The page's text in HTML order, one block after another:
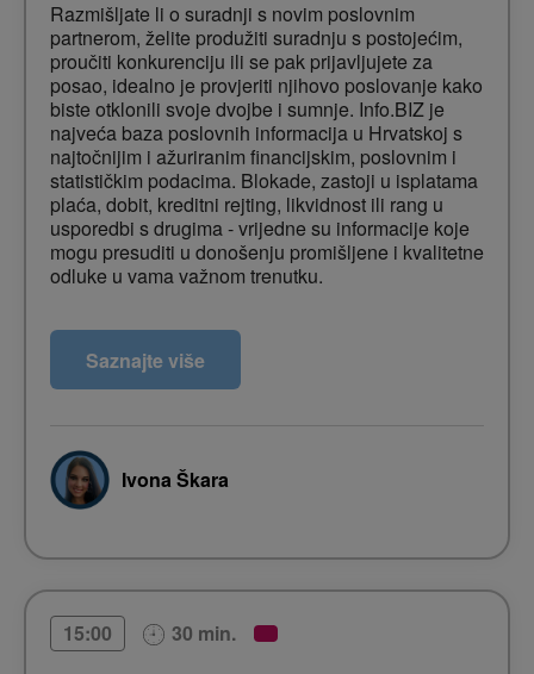
Razmišljate li o suradnji s novim poslovnim
partnerom, želite produžiti suradnju s postojećim,
proučiti konkurenciju ili se pak prijavljujete za
posao, idealno je provjeriti njihovo poslovanje kako
biste otklonili svoje dvojbe i sumnje. Info.BIZ je
najveća baza poslovnih informacija u Hrvatskoj s
najtočnijim i ažuriranim financijskim, poslovnim i
statističkim podacima. Blokade, zastoji u isplatama
plaća, dobit, kreditni rejting, likvidnost ili rang u
usporedbi s drugima - vrijedne su informacije koje
mogu presuditi u donošenju promišljene i kvalitetne
odluke u vama važnom trenutku.
Ishodi predavanja:
Naučit ćete koje informacije možete dobiti kroz
Saznat ćete kako informacije u info.BIZ-u mogu
utjecati na vaše poslovanje ili poslovne odluke
Otkrit ćete koje informacije mogu ukazivati na
Doznat ćete u kojim situacijama vam mogu biti
Saznajte više
Ivona Škara
15:00 30 min.